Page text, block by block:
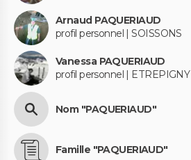
Arnaud PAQUERIAUD
profil personnel | SOISSONS
Vanessa PAQUERIAUD
profil personnel | ETREPIGNY
Nom "PAQUERIAUD"
Famille "PAQUERIAUD"